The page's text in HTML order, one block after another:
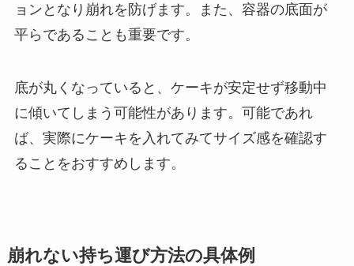
ョンとなり崩れを防げます。また、容器の底面が
平らであることも重要です。
底が丸くなっていると、ケーキが安定せず移動中
に傾いてしまう可能性があります。可能であれ
ば、実際にケーキを入れてみてサイズ感を確認す
ることをおすすめします。
崩れない持ち運び方法の具体例